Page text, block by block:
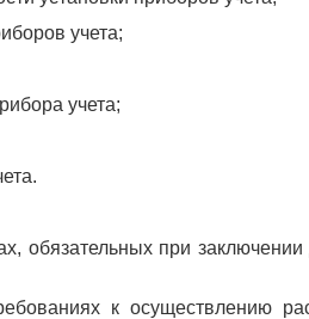
учета;
учета;
при
к осуществлению